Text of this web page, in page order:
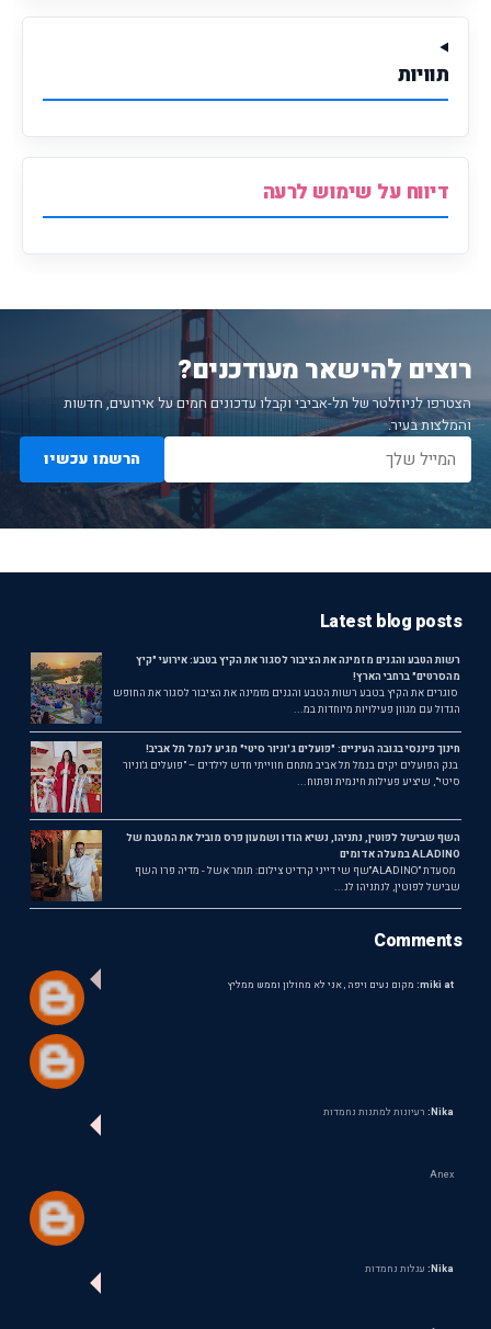
תוויות
דיווח על שימוש לרעה
רוצים להישאר מעודכנים?
הצטרפו לניוזלטר של תל-אביבי וקבלו עדכונים חמים על אירועים, חדשות
והמלצות בעיר.
הרשמו עכשיו
Latest blog posts
רשות הטבע והגנים מזמינה את הציבור לסגור את הקיץ בטבע: אירועי "קיץ
מהסרטים" ברחבי הארץ!
סוגרים את הקיץ בטבע רשות הטבע והגנים מזמינה את הציבור לסגור את החופש
הגדול עם מגוון פעילויות מיוחדות במ...
חינוך פיננסי בגובה העיניים: "פועלים ג'וניור סיטי" מגיע לנמל תל אביב!
בנק הפועלים יקים בנמל תל אביב מתחם חווייתי חדש לילדים – "פועלים ג'וניור
סיטי", שיציע פעילות חינמית ופתוח...
השף שבישל לפוטין, נתניהו, נשיא הודו ושמעון פרס מוביל את המטבח של
ALADINO במעלה אדומים
מסעדת ״ALADINO״שף שי דייני קרדיט צילום: תומר אשל - מדיה פרו השף
שבישל לפוטין, לנתניהו לנ...
Comments
miki at: מקום נעים ויפה , אני לא מחולון וממש ממליץ
Nika: רעיונות למתנות נחמדות
Anex
Nika: עגלות נחמדות